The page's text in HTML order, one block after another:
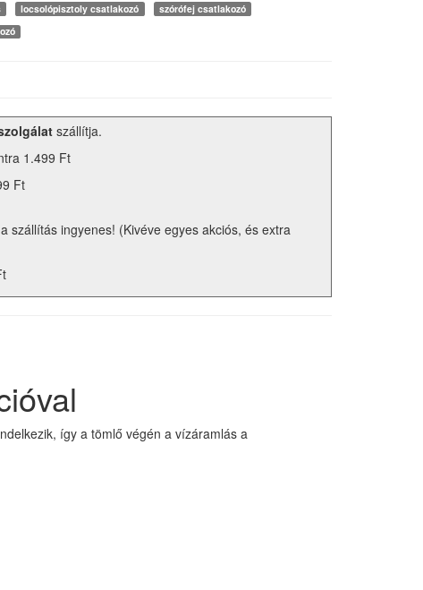
locsolópisztoly csatlakozó
szórófej csatlakozó
szállítja.
1.499 Ft
Ft
szállítás ingyenes! (Kivéve egyes akciós, és extra
így a tömlő végén a vízáramlás a